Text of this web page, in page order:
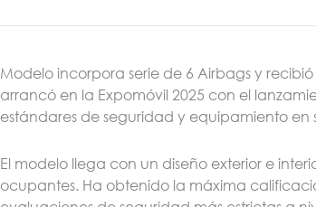
Modelo incorpora serie de 6 Airbags y
arrancó en la Expomóvil 2025 con el
estándares de seguridad y equipamiento en
El modelo llega con un diseño exterior e
ocupantes. Ha obtenido la máxima